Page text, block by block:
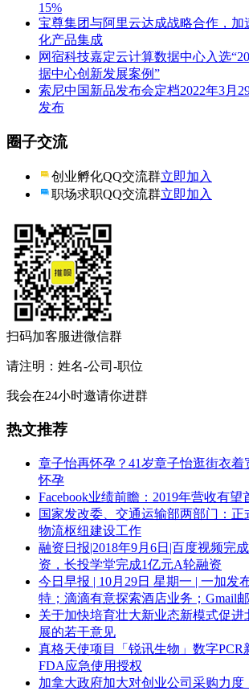
15%
宝尊集团与阿里云达成战略合作，加
化产品集成
网宿科技嘉定云计算数据中心入选
据中心创新发展案例”
索尼中国新品发布会定档2022年3月
发布
圈子交流
创业孵化QQ交流群立即加入
职场求职QQ交流群立即加入
扫码加客服进微信群
请注明：姓名-公司-职位
我会在24小时邀请你进群
热文推荐
章子怡再怀孕？41岁章子怡逛街衣
怀孕
Facebook业绩前瞻：2019年营收有望
国家发改委、交通运输部两部门：正
物流枢纽建设工作
融资日报|2018年9月6日|百度视频完
资，长投学堂完成1亿元A轮融资
今日早报 | 10月29日 星期一 | 一加发
特；滴滴有意探索酒店业务；Gmail
关于加快培育壮大新业态新模式促进
展的若干意见
真格天使项目「锐讯生物」数字PCR
FDA应急使用授权
加拿大政府加大对创业公司采购力度